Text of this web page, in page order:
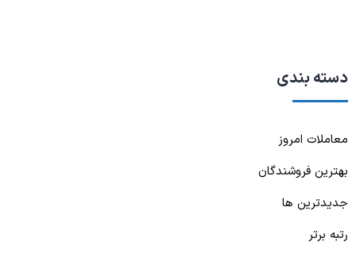
دسته بندی
معاملات امروز
بهترین فروشندگان
جدیدترین ها
رتبه برتر